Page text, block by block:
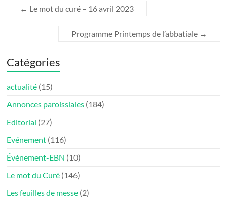
← Le mot du curé – 16 avril 2023
Programme Printemps de l’abbatiale →
Catégories
actualité (15)
Annonces paroissiales (184)
Editorial (27)
Evénement (116)
Évènement-EBN (10)
Le mot du Curé (146)
Les feuilles de messe (2)